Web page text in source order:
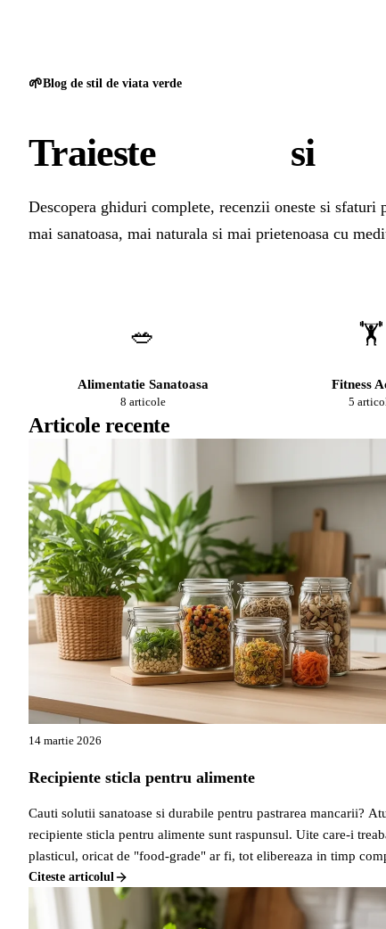
🌱Blog de stil de viata verde
Traieste si
Descopera ghiduri complete, recenzii oneste si sfaturi
mai sanatoasa, mai naturala si mai prietenoasa cu
🥗
Alimentatie Sanatoasa
8 articole
🏋️
Fitness
5
Articole recente
14 martie 2026
Recipiente sticla pentru alimente
Cauti solutii sanatoase si durabile pentru pastrarea mancarii?
recipiente sticla pentru alimente sunt raspunsul. Uite care-i
plasticul, oricat de "food-grade" ar fi, tot elibereaza in timp
chimici in mancare, mai ales daca e incalzit sau daca alimentele
sunt acide. Pe bune, cine vrea asta?
Citeste articolul